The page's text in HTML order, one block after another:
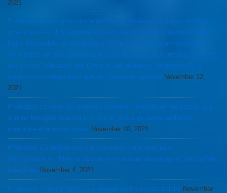
2021
Protected: A l’instar de plusieurs Pays européens, plusieurs des Etats
américains les plus vaccinés cassent les records en infection Covid-
Delta. Meanwhile, un cardiologue très pro-industrie pharmaceutique
vient d’être nommé commissaire de la FDA alors que presque rien n’est
déclaré sur l’efficacité anti-Covid et anti-maladies chroniques de la
médecine holistique ainsi que de l’immunité naturelle November 12,
2021
Protected: Le point sur plusieurs immuno-modulateurs naturels et leur
actions thérapeutique sur le Covid et plusieurs autres maladies
chronique et auto-immunes.
November 10, 2021
Protected: L’antidepresseur fluvoxamine réduirait le taux
d’hospitalisation. Mais la Joie de vivre encore davantage et sans effets
iatrogènes November 4, 2021
Protected: Voilier propulsé via énergie Hydro-électro-solaire November